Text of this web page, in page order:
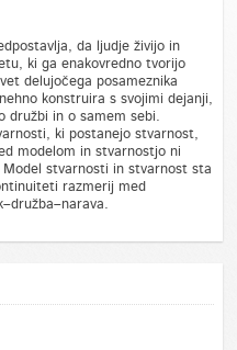
da ljudje živijo in
ki ga enakovredno tvorijo
delujočega posameznika
konstruira s svojimi dejanji,
družbi in o samem sebi.
ki postanejo stvarnost,
modelom in stvarnostjo ni
stvarnosti in stvarnost sta
razmerij med